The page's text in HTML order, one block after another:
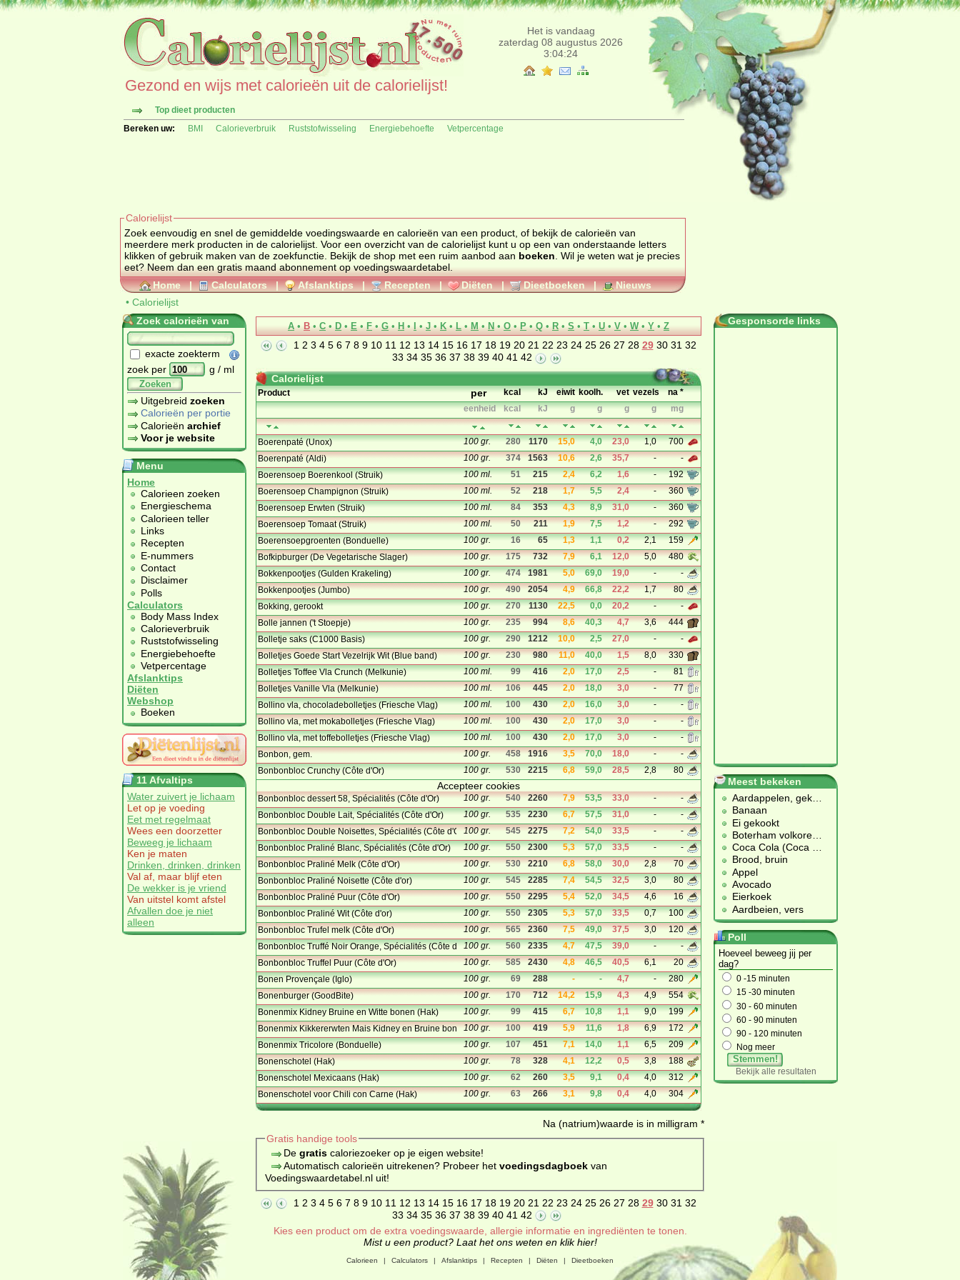
Het is vandaag
zaterdag 08 augustus 2026
3:04:24
Gezond en wijs met calorieën uit de calorielijst!
Top dieet producten
Bereken uw:
BMI Calorieverbruik Ruststofwisseling Energiebehoefte Vetpercentage
Calorielijst
Zoek eenvoudig en snel de gemiddelde voedingswaarde en calorieën van een product, of bekijk de calorieën van
meerdere merk producten in de calorielijst. Voor een overzicht van de calorielijst kunt u op een van onderstaande letters
klikken of gebruik maken van de zoekfunctie. Bekijk de shop met een ruim aanbod aan boeken . Wil je weten wat je precies
eet? Neem dan een gratis maand abonnement op voedingswaardetabel
Home | Calculators | Afslanktips | Recepten | Diëten | Dieetboeken |
Nieuws
• Calorielijst
Zoek calorieën van
exacte zoekterm
zoek per
g / ml
Zoeken
Uitgebreid zoeken
Calorieën per portie
Calorieën archief
Voor je website
Menu
Home
Calorieen zoeken
Energieschema
Calorieen teller
Links
Recepten
E-nummers
Contact
Disclaimer
Polls
Calculators
Body Mass Index
Calorieverbruik
Ruststofwisseling
Energiebehoefte
Vetpercentage
Afslanktips
Diëten
Webshop
Boeken
11 Afvaltips
Water zuivert je lichaam
Let op je voeding
Eet met regelmaat
Wees een doorzetter
Beweeg je lichaam
Ken je maten
Drinken, drinken, drinken
Val af, maar blijf eten
De wekker is je vriend
Van uitstel komt afstel
Afvallen doe je niet
alleen
A • B • C • D • E • F • G • H • • J • K• L • M • N • O • P • Q • R• S • T • U • V • W • Y • Z
1 2 3 4 5 6 7 8 9 10 11 12 13 14 15 16 17 18 19 20 21 22 23 24 25 26 27 28 29 30 31 32
33 34 35 36 37 38 39 40 41 42
Calorielijst
Product per kcal kJ eiwit koolh. vet vezels
na *
eenheid
kcal kJ g g g g mg
Boerenpaté (Unox) 100 gr. 280 1170 15,0 4,0 23,0 1,0
700
Boerenpaté (Aldi)
100 gr. 374 1563 10,6 2,6 35,7 -
-
Boerensoep Boerenkool (Struik)
100 ml. 51 215 2,4 6,2 1,6 -
192
Boerensoep Champignon (Struik)
100 ml. 52 218 1,7 5,5 2,4 -
360
Boerensoep Erwten (Struik)
100 ml. 84 353 4,3 8,9 31,0 -
360
Boerensoep Tomaat (Struik)
100 ml. 50 211 1,9 7,5 1,2 -
292
Boerensoepgroenten (Bonduelle)
100 gr. 16 65 1,3 1,1 0,2 2,1
159
Bofkipburger (De Vegetarische Slager)
100 gr. 175 732 7,9 6,1 12,0 5,0
480
Bokkenpootjes (Gulden Krakeling)
100 gr. 474 1981 5,0 69,0 19,0 -
-
Bokkenpootjes (Jumbo)
100 gr. 490 2054 4,9 66,8 22,2 1,7
80
Bokking, gerookt
100 gr. 270 1130 22,5 0,0 20,2 -
-
Bolle jannen ('t Stoepje)
100 gr. 235 994 8,6 40,3 4,7 3,6
444
Bolletje saks (C1000 Basis)
100 gr. 290 1212 10,0 2,5 27,0 -
-
Bolletjes Goede Start Vezelrijk Wit (Blue band)
100 gr. 230 980 11,0 40,0 1,5 8,0
330
Bolletjes Toffee Vla Crunch (Melkunie)
100 ml. 99 416 2,0 17,0 2,5 -
81
Bolletjes Vanille Vla (Melkunie)
100 ml. 106 445 2,0 18,0 3,0 -
77
Bollino vla, chocoladebolletjes (Friesche Vlag)
100 ml. 100 430 2,0 16,0 3,0 -
-
Bollino vla, met mokabolletjes (Friesche Vlag)
100 ml. 100 430 2,0 17,0 3,0 -
-
Bollino vla, met toffebolletjes (Friesche Vlag)
100 ml. 100 430 2,0 17,0 3,0 -
-
Bonbon, gem.
100 gr. 458 1916 3,5 70,0 18,0 -
-
Bonbonbloc Crunchy (Côte d'Or)
100 gr. 530 2215 6,8 59,0 28,5 2,8 80
Accepteer cookies
Bonbonbloc dessert 58, Spécialités (Côte d'Or) 100 gr. 540 2260 7,9 53,5 33,0 -
-
Bonbonbloc Double Lait, Spécialités (Côte d'Or)
100 gr. 535 2230 6,7 57,5 31,0 -
-
Bonbonbloc Double Noisettes, Spécialités (Côte d'Or)100 gr. 545 2275 7,2 54,0 33,5 -
-
Bonbonbloc Praliné Blanc, Spécialités (Côte d'Or)
100 gr. 550 2300 5,3 57,0 33,5 -
-
Bonbonbloc Praliné Melk (Côte d'Or)
100 gr. 530 2210 6,8 58,0 30,0 2,8
70
Bonbonbloc Praliné Noisette (Côte d'or)
100 gr. 545 2285 7,4 54,5 32,5 3,0
80
Bonbonbloc Praliné Puur (Côte d'Or)
100 gr. 550 2295 5,4 52,0 34,5 4,6
16
Bonbonbloc Praliné Wit (Côte d'or)
100 gr. 550 2305 5,3 57,0 33,5 0,7
100
Bonbonbloc Trufel melk (Côte d'Or)
100 gr. 565 2360 7,5 49,0 37,5 3,0
120
Bonbonbloc Truffé Noir Orange, Spécialités (Côte d'Or)100 gr. 560 2335 4,7 47,5 39,0 -
-
Bonbonbloc Truffel Puur (Côte d'Or)
100 gr. 585 2430 4,8 46,5 40,5 6,1
20
Bonen Provençale (Iglo)
100 gr. 69 288 - - 4,7 -
280
Bonenburger (GoodBite)
100 gr. 170 712 14,2 15,9 4,3 4,9
554
Bonenmix Kidney Bruine en Witte bonen (Hak)
100 gr. 99 415 6,7 10,8 1,1 9,0
199
Bonenmix Kikkererwten Mais Kidney en Bruine bonen (Hak)
100 gr. 100 419 5,9 11,6 1,8 6,9
172
Bonenmix Tricolore (Bonduelle)
100 gr. 107 451 7,1 14,0 1,1 6,5
209
Bonenschotel (Hak)
100 gr. 78 328 4,1 12,2 0,5 3,8
188
Bonenschotel Mexicaans (Hak)
100 gr. 62 260 3,5 9,1 0,4 4,0
312
Bonenschotel voor Chili con Carne (Hak)
100 gr. 63 266 3,1 9,8 0,4 4,0 304
Na (natrium)waarde is in milligram *
Gratis handige tools
De gratiscaloriezoeker op je eigen website!
Automatisch calorieën uitrekenen? Probeer het voedingsdagboekvan
Voedingswaardetabel.nl uit!
1 2 3 4 5 6 7 8 9 10 11 12 13 14 15 16 17 18 19 20 21 22 23 24 25 26 27 28 29 30 31 32
33 34 35 36 37 38 39 40 41 42
Kies een product om de extra voedingswaarde, allergie informatie en ingrediënten te tonen.
Mist u een product? Laat het ons weten en klik hier!
Gesponsorde links
Meest bekeken
Aardappelen, gek
Banaan
Ei gekookt
Boterham volkore
Coca Cola (Coca
Brood, bruin
Appel
Avocado
Eierkoek
Aardbeien, vers
Poll
Hoeveel beweeg jij per
dag?
0 -15 minuten
15 -30 minuten
30 - 60 minuten
60 - 90 minuten
90 - 120 minuten
Nog meer
Stemmen!
Bekijk alle resultaten
Calorieen | Calculators | Afslanktips | Recepten | Diëten | Dieetboeken